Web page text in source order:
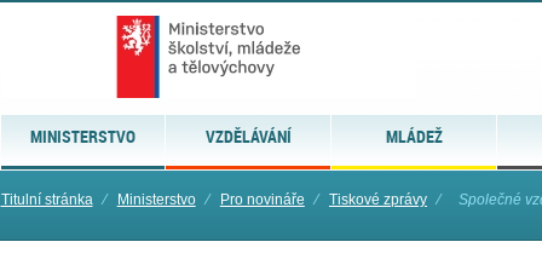
MINISTERSTVO VZDĚLÁVÁNÍ MLÁDEŽ
Titulní stránka ⁄ Ministerstvo ⁄ Pro novináře ⁄ Tiskové zprávy ⁄ Společné